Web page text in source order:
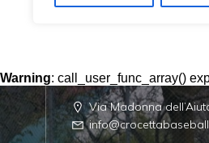
Warning: call_user_func_array()
Via Madonna